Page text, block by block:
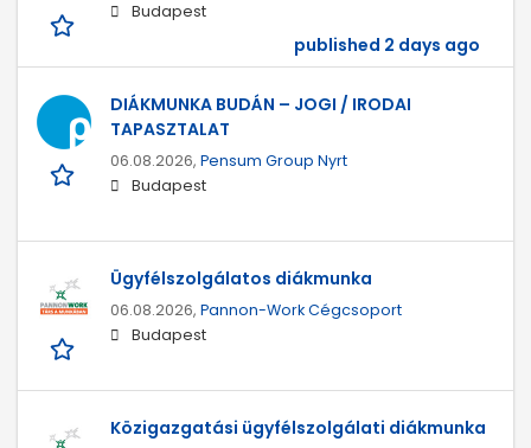
Budapest
published 2 days ago
DIÁKMUNKA BUDÁN – JOGI / IRODAI
TAPASZTALAT
06.08.2026, Pensum Group Nyrt
Budapest
Ügyfélszolgálatos diákmunka
06.08.2026, Pannon-Work Cégcsoport
Budapest
Közigazgatási ügyfélszolgálati diákmunka